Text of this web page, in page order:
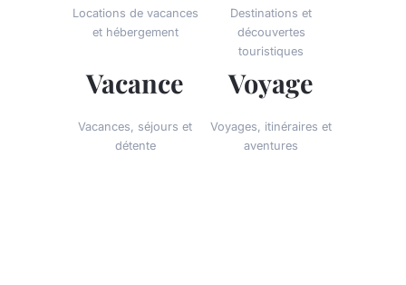
Locations de vacances
et hébergement
Destinations et
découvertes
touristiques
Vacance
Vacances, séjours et
détente
Voyage
Voyages, itinéraires et
aventures